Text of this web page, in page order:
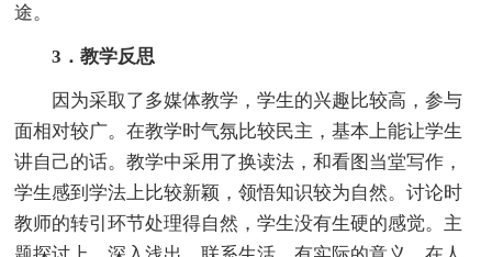
途。
3．教学反思
因为采取了多媒体教学，学生的兴趣比较高，参与
面相对较广。在教学时气氛比较民主，基本上能让学生
讲自己的话。教学中采用了换读法，和看图当堂写作，
学生感到学法上比较新颖，领悟知识较为自然。讨论时
教师的转引环节处理得自然，学生没有生硬的感觉。主